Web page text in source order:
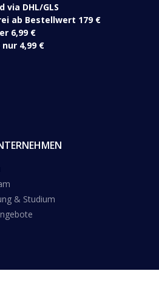
via DHL/GLS
ab Bestellwert 179 €
6,99 €
nur 4,99 €
& Studium